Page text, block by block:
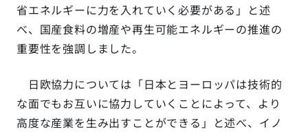
省エネルギーに力を入れていく必要がある」と述
べ、国産食料の増産や再生可能エネルギーの推進の
重要性を強調しました。
日欧協力については「日本とヨーロッパは技術的
な面でもお互いに協力していくことによって、より
高度な産業を生み出すことができる」と述べ、イノ